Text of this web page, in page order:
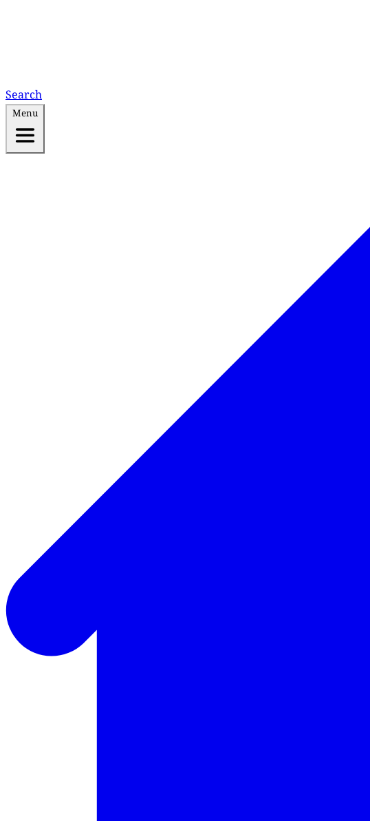
Search
Menu